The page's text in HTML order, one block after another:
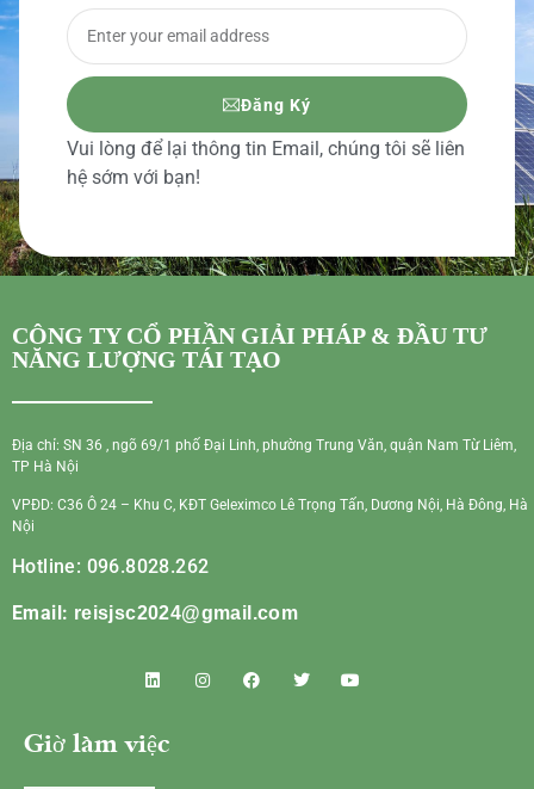
Đăng Ký
Vui lòng để lại thông tin Email, chúng tôi sẽ liên
hệ sớm với bạn!
CÔNG TY CỔ PHẦN GIẢI PHÁP & ĐẦU TƯ
NĂNG LƯỢNG TÁI TẠO
Địa chỉ: SN 36 , ngõ 69/1 phố Đại Linh, phường Trung Văn, quận Nam Từ Liêm,
TP Hà Nội
VPĐD: C36 Ô 24 – Khu C, KĐT Geleximco Lê Trọng Tấn, Dương Nội, Hà Đông, Hà
Nội
Hotline: 096.8028.262
Email: reisjsc2024@gmail.com
Giờ làm việc